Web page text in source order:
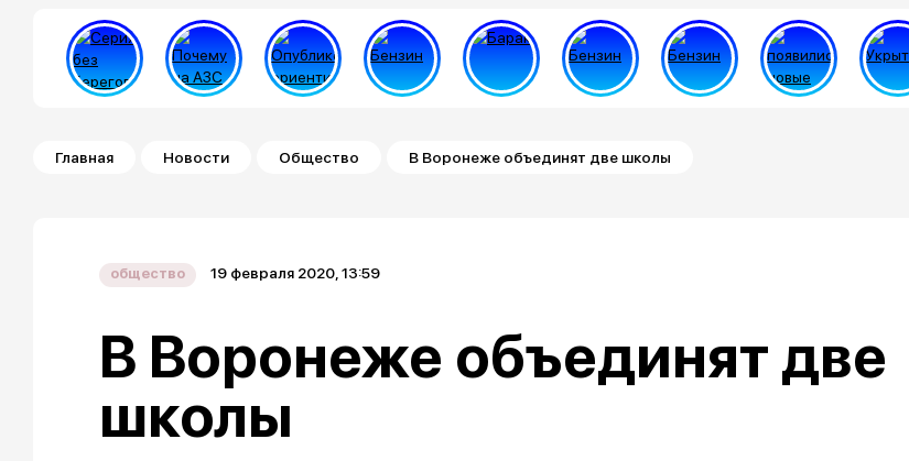
Строка навигации
Главная Новости Общество В Воронеже объединят две школы
общество 19 февраля 2020, 13:59
В Воронеже объединят две
школы